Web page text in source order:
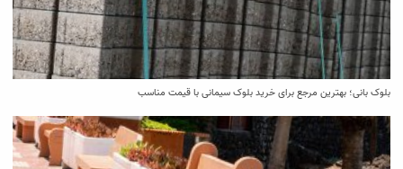
بلوک بانی؛ بهترین مرجع برای خرید بلوک سیمانی با قیمت مناسب